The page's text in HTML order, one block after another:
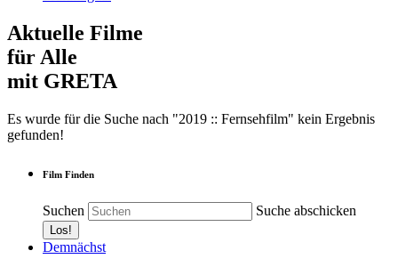
Aktuelle Filme
für Alle
mit GRETA
Es wurde für die Suche nach "2019 :: Fernsehfilm" kein Ergebnis
gefunden!
Film Finden
Suchen Suche abschicken
Demnächst